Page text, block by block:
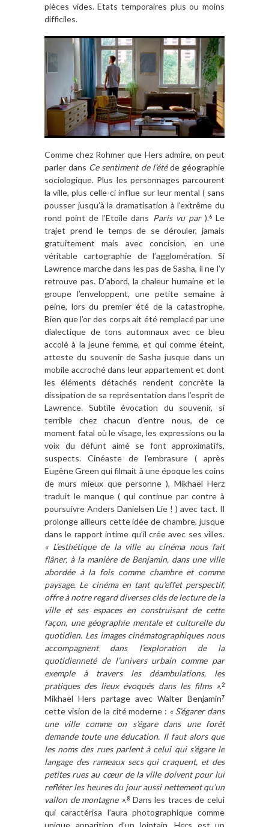
pièces vides. Etats temporaires plus ou moins
difficiles.
Comme chez Rohmer que Hers admire, on peut
parler dans Ce sentiment de l’étéde géographie
sociologique. Plus les personnages parcourent
la ville, plus celle-ci influe sur leur mental ( sans
pousser jusqu’à la dramatisation à l’extrême du
rond point de l’Etoile dans Paris vu par ).6Le
trajet prend le temps de se dérouler, jamais
gratuitement mais avec concision, en une
véritable cartographie de l’agglomération. Si
Lawrence marche dans les pas de Sasha, il ne l’y
retrouve pas. D’abord, la chaleur humaine et le
groupe l’enveloppent, une petite semaine à
peine, lors du premier été de la catastrophe.
Bien que l’or des corps ait été remplacé par une
dialectique de tons automnaux avec ce bleu
accolé à la jeune femme, et qui comme éteint,
atteste du souvenir de Sasha jusque dans un
mobile accroché dans leur appartement et dont
les éléments détachés rendent concrète la
dissipation de sa représentation dans l’esprit de
Lawrence. Subtile évocation du souvenir, si
terrible chez chacun d’entre nous, de ce
moment fatal où le visage, les expressions ou la
voix du défunt aimé se font approximatifs,
suspects. Cinéaste de l’embrasure ( après
Eugène Green qui filmait à une époque les coins
de murs mieux que personne ), Mikhaël Herz
traduit le manque ( qui continue par contre à
poursuivre Anders Danielsen Lie ! ) avec tact. Il
prolonge ailleurs cette idée de chambre, jusque
dans le rapport intime qu’il crée avec ses villes.
« L’esthétique de la ville au cinéma nous fait
flâner, à la manière de Benjamin, dans une ville
abordée à la fois comme chambre et comme
paysage. Le cinéma en tant qu’effet perspectif,
offre à notre regard diverses clés de lecture de la
ville et ses espaces en construisant de cette
façon, une géographie mentale et culturelle du
quotidien. Les images cinématographiques nous
accompagnent dans l’exploration de la
quotidienneté de l’univers urbain comme par
exemple à travers les déambulations, les
pratiques des lieux évoqués dans les films ».2
Mikhaël Hers partage avec Walter Benjamin7
cette vision de la cité moderne : « S’égarer dans
une ville comme on s’égare dans une forêt
demande toute une éducation. Il faut alors que
les noms des rues parlent à celui qui s’égare le
langage des rameaux secs qui craquent, et des
petites rues au cœur de la ville doivent pour lui
refléter les heures du jour aussi nettement qu’un
vallon de montagne ».8Dans les traces de celui
qui caractérisa l’aura photographique comme